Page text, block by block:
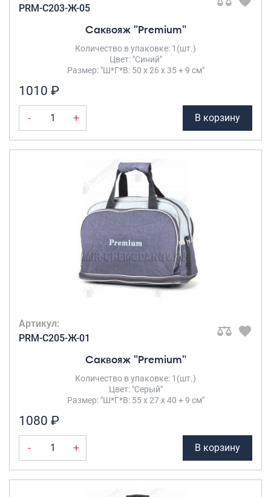
PRM-C203-Ж-05
Саквояж "Premium"
Количество в упаковке: 1(шт.)
Цвет: "Синий"
Размер: "Ш*Г*В: 50 х 26 х 35 + 9 см"
1010 ₽
- + В корзину
Артикул:
PRM-C205-Ж-01
Саквояж "Premium"
Количество в упаковке: 1(шт.)
Цвет: "Серый"
Размер: "Ш*Г*В: 55 х 27 х 40 + 9 см"
1080 ₽
- + В корзину